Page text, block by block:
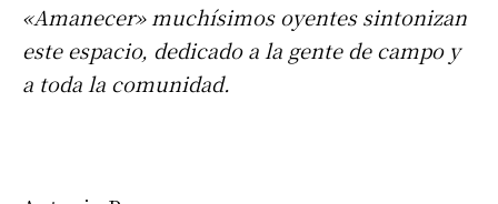
«Amanecer» muchísimos oyentes sintonizan
este espacio, dedicado a la gente de campo y
a toda la comunidad.